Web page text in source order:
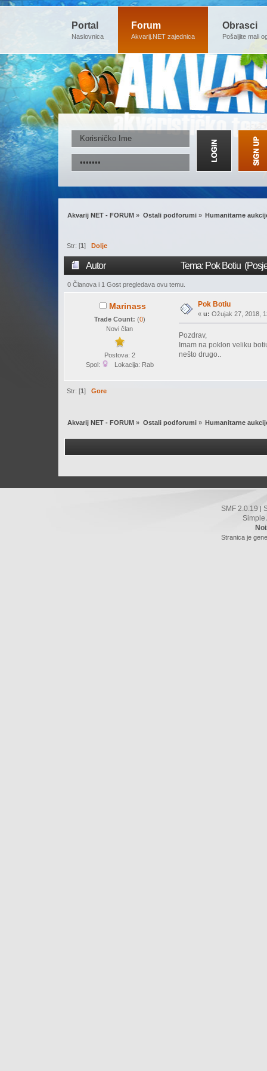
Portal
Naslovnica
Forum
Akvarij.NET zajednica
Obrasci
Pošaljite mali
Akvarij NET - FORUM » Ostali podforumi» Humanitarne
Str: [1] Dolje
Autor Tema: Pok Botiu
0 Članova i 1 Gost pregledava ovu temu.
Marinass
Trade Count: (0)
Novi član
Postova: 2
Spol:
Lokacija: Rab
Pok Botiu
« u: Ožujak 27, 2018,
Pozdrav,
Imam na poklon veliku
nešto drugo..
Str: [1]Gore
Akvarij NET - FORUM » Ostali podforumi» Humanitarne
SMF 2.0.19
Simple
Stranica je